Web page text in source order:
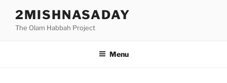
content
2MISHNASADAY
The Olam Habbah Project
Menu